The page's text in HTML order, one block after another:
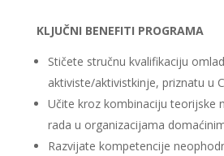
KLJUČNI BENEFITI PROGRAMA
Stičete stručnu kvalifikaciju
aktiviste/aktivistkinje, priznatu u
Učite kroz kombinaciju teorijske
rada u organizacijama
Razvijate kompetencije